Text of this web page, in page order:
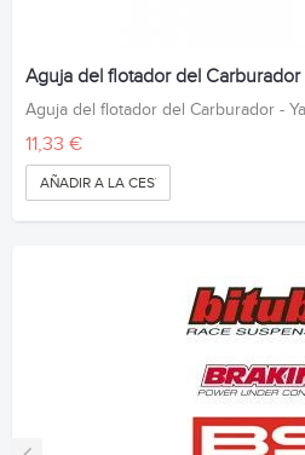
Aguja del flotador del Carburador
Aguja del flotador del Carburador -
11,33 €
AÑADIR A LA CESTA